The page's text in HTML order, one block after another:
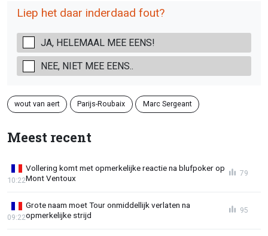
Liep het daar inderdaad fout?
JA, HELEMAAL MEE EENS!
NEE, NIET MEE EENS..
wout van aert Parijs-Roubaix Marc Sergeant
Meest recent
Vollering komt met opmerkelijke reactie na blufpoker op
Mont Ventoux
10:22
79
Grote naam moet Tour onmiddellijk verlaten na
opmerkelijke strijd
09:22
95